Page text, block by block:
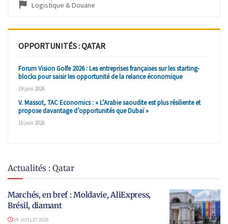
Logistique & Douane
OPPORTUNITÉS : QATAR
Forum Vision Golfe 2026 : Les entreprises françaises sur les starting-
blocks pour saisir les opportunité de la relance économique
19 juin 2026
V. Massot, TAC Economics : « L’Arabie saoudite est plus résiliente et
propose davantage d’opportunités que Dubaï »
16 juin 2026
Actualités : Qatar
Marchés, en bref : Moldavie, AliExpress,
Brésil, diamant
29 JUILLET 2026